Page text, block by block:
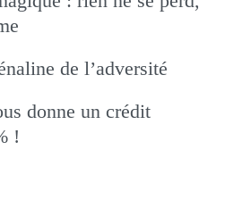
de l’adversité
donne un crédit
!